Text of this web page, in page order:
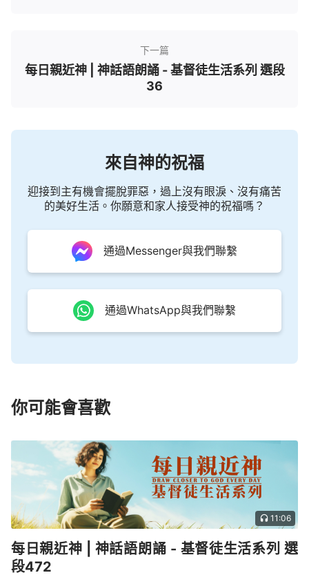
下一篇
每日親近神 | 神話語朗誦 - 基督徒生活系列 選段
36
來自神的祝福
迎接到主有機會擺脫罪惡，過上沒有眼淚、沒有痛苦
的美好生活。你願意和家人接受神的祝福嗎？
通過Messenger與我們聯繫
通過WhatsApp與我們聯繫
你可能會喜歡
11:06
每日親近神 | 神話語朗誦 - 基督徒生活系列 選
段472